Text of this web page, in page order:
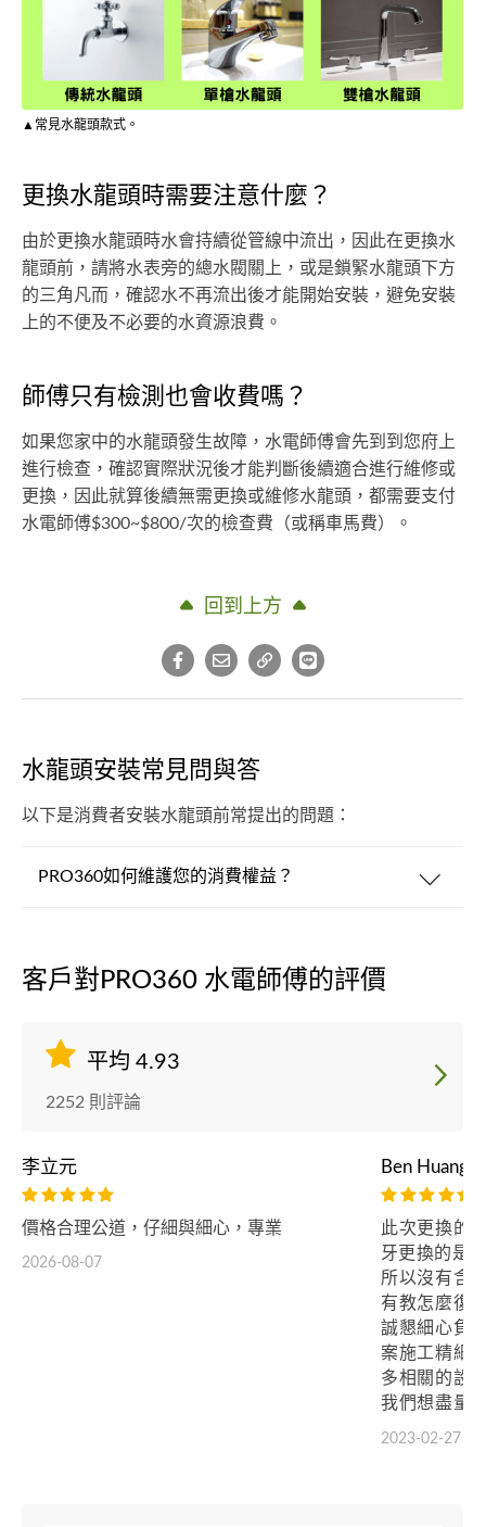
▲常見水龍頭款式。
更換水龍頭時需要注意什麼？
由於更換水龍頭時水會持續從管線中流出，因此在更換水
龍頭前，請將水表旁的總水閥關上，或是鎖緊水龍頭下方
的三角凡而，確認水不再流出後才能開始安裝，避免安裝
上的不便及不必要的水資源浪費。
師傅只有檢測也會收費嗎？
如果您家中的水龍頭發生故障，水電師傅會先到到您府上
進行檢查，確認實際狀況後才能判斷後續適合進行維修或
更換，因此就算後續無需更換或維修水龍頭，都需要支付
水電師傅$300~$800/次的檢查費（或稱車馬費）。
回到上方
水龍頭安裝常見問與答
以下是消費者安裝水龍頭前常提出的問題：
PRO360如何維護您的消費權益？
客戶對PRO360 水電師傅的評價
平均 4.93
2252 則評論
李立元
價格合理公道，仔細與細心，專業
2026-08-07
Ben Huang
此次更換的
牙更換的是
所以沒有含
有教怎麼復
誠懇細心負
案施工精細
多相關的設
我們想盡量
式跟方法！
2023-02-27